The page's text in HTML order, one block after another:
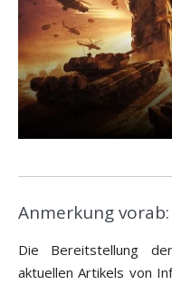
Anmerkung vorab:
Die Bereitstellung
aktuellen Artikels von